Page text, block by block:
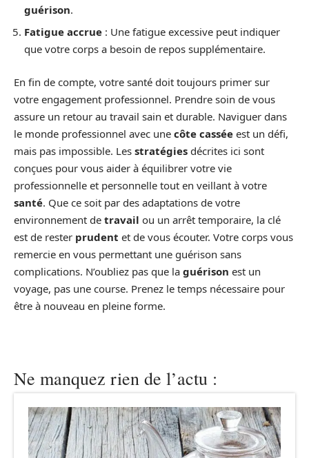
guérison.
Fatigue accrue : Une fatigue excessive peut indiquer
que votre corps a besoin de repos supplémentaire.
En fin de compte, votre santé doit toujours primer sur
votre engagement professionnel. Prendre soin de vous
assure un retour au travail sain et durable. Naviguer dans
le monde professionnel avec une côte cassée est un défi,
mais pas impossible. Les stratégies décrites ici sont
conçues pour vous aider à équilibrer votre vie
professionnelle et personnelle tout en veillant à votre
santé. Que ce soit par des adaptations de votre
environnement de travail ou un arrêt temporaire, la clé
est de rester prudent et de vous écouter. Votre corps vous
remercie en vous permettant une guérison sans
complications. N’oubliez pas que la guérison est un
voyage, pas une course. Prenez le temps nécessaire pour
être à nouveau en pleine forme.
Ne manquez rien de l’actu :